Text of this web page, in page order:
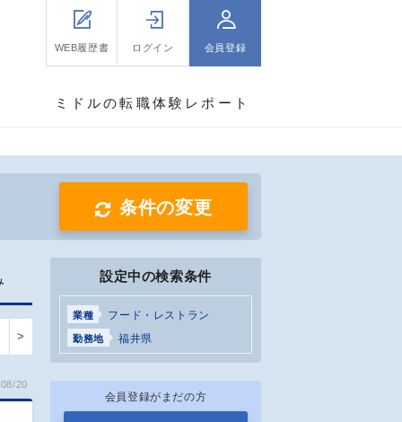
WEB履歴書 ログイン 会員登録
ミドルの転職体験レポート
条件の変更
>
20
設定中の検索条件
業種 フード・レストラン
勤務地 福井県
会員登録がまだの方